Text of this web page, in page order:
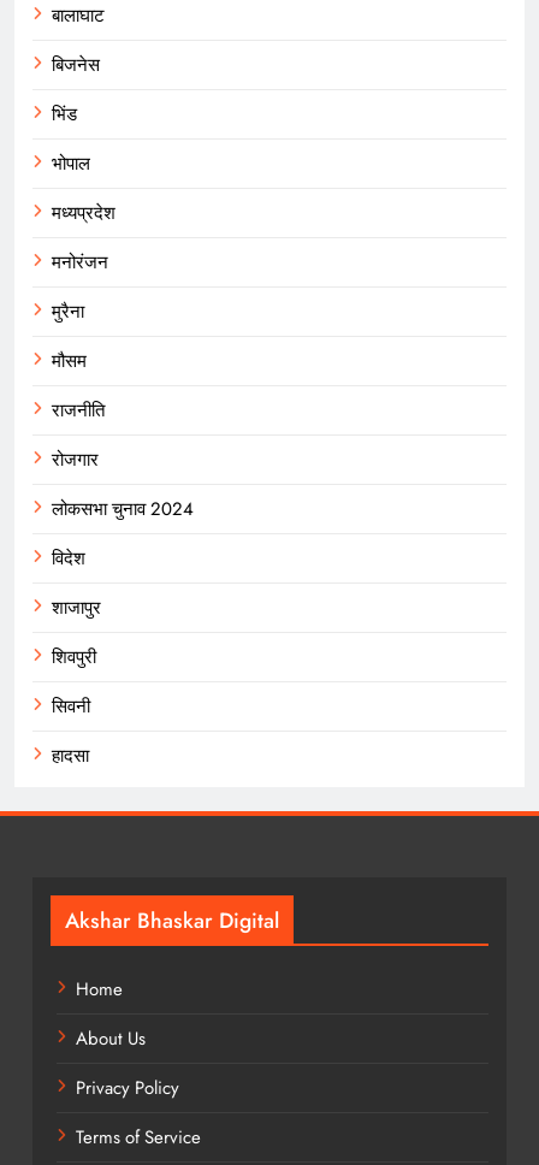
बालाघाट
बिजनेस
भिंड
भोपाल
मध्यप्रदेश
मनोरंजन
मुरैना
मौसम
राजनीति
रोजगार
लोकसभा चुनाव 2024
विदेश
शाजापुर
शिवपुरी
सिवनी
हादसा
Akshar Bhaskar Digital
Home
About Us
Privacy Policy
Terms of Service